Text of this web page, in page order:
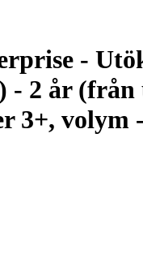
-
- 2 år
3+, volym